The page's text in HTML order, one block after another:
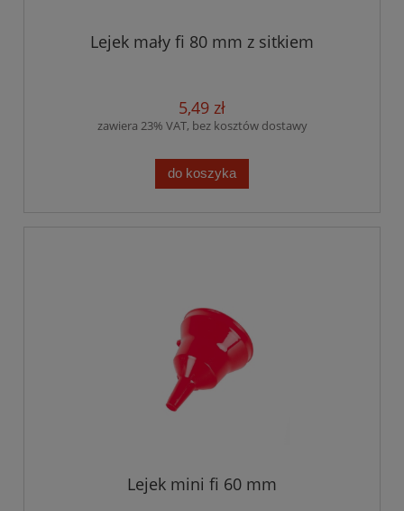
Lejek mały fi 80 mm z sitkiem
5,49 zł
zawiera 23% VAT, bez kosztów dostawy
do koszyka
Lejek mini fi 60 mm